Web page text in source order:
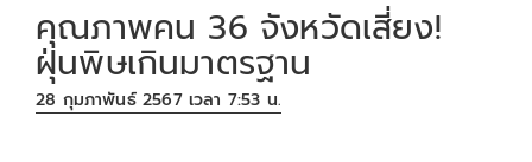
คุณภาพคน 36 จังหวัดเสี่ยง!
ฝุ่นพิษเกินมาตรฐาน
28 กุมภาพันธ์ 2567 เวลา 7:53 น.